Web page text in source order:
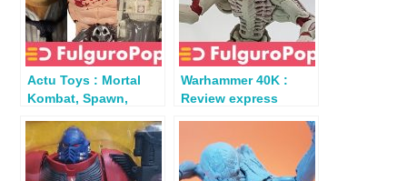
Actu Toys : Mortal
Kombat, Spawn,
Highlander…
Warhammer 40K :
Review express